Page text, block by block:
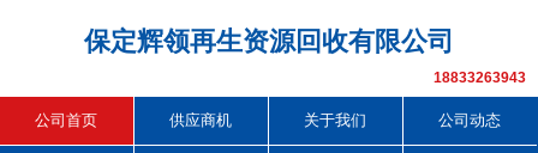
保定辉领再生资源回收有限公司
18833263943
公司首页 供应商机 关于我们 公司动态